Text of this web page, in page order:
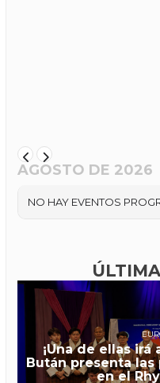
AGOSTO DE 2026
NO HAY EVENTOS
¡Una de ellas irá
Bután presenta
en el